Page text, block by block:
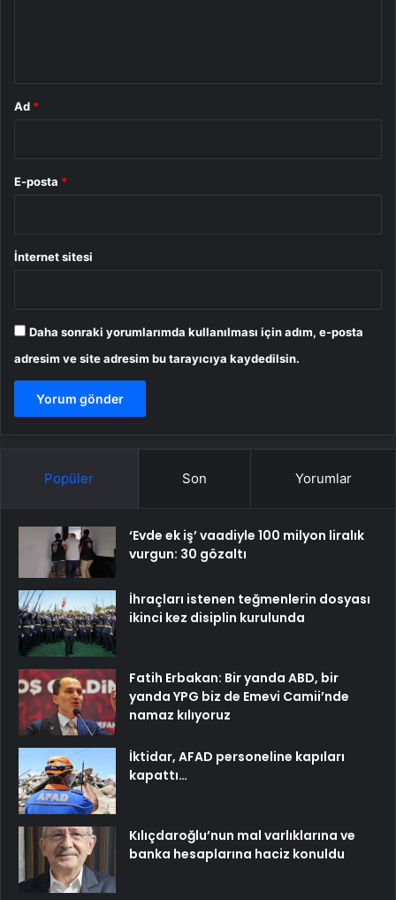
Ad *
E-posta *
İnternet sitesi
Daha sonraki yorumlarımda kullanılması için adım, e-posta
adresim ve site adresim bu tarayıcıya kaydedilsin.
Popüler Son Yorumlar
‘Evde ek iş’ vaadiyle 100 milyon liralık
vurgun: 30 gözaltı
İhraçları istenen teğmenlerin dosyası
ikinci kez disiplin kurulunda
Fatih Erbakan: Bir yanda ABD, bir
yanda YPG biz de Emevi Camii’nde
namaz kılıyoruz
İktidar, AFAD personeline kapıları
kapattı…
Kılıçdaroğlu’nun mal varlıklarına ve
banka hesaplarına haciz konuldu